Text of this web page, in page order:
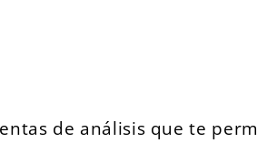
de análisis que te